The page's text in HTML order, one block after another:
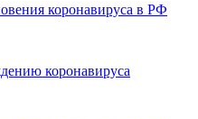
коронавируса в РФ
коронавируса